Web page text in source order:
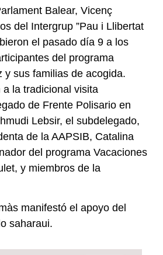
Balear, Vicenç
del Intergrup ”Pau i Llibertat
el pasado día 9 a los
del programa
y sus familias de acogida.
a la tradicional visita
de Frente Polisario en
Lebsir, el subdelegado,
de la AAPSIB, Catalina
del programa Vacaciones
y miembros de la
manifestó el apoyo del
saharaui.